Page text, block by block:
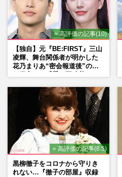
⭐ 高評価の記事(10)
【独自】元『BE:FIRST』三山
凌輝、舞台関係者が明かした
花乃まりあ“密会報道後”の呆
⭐ 高評価の記事(8.5)
黒柳徹子をコロナから守りき
れない…『徹子の部屋』収録